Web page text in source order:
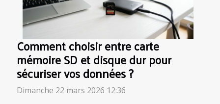
Comment choisir entre carte
mémoire SD et disque dur pour
sécuriser vos données ?
Dimanche 22 mars 2026 12:36